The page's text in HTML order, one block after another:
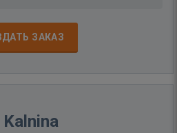
ЗАКАЗ
Kalnina